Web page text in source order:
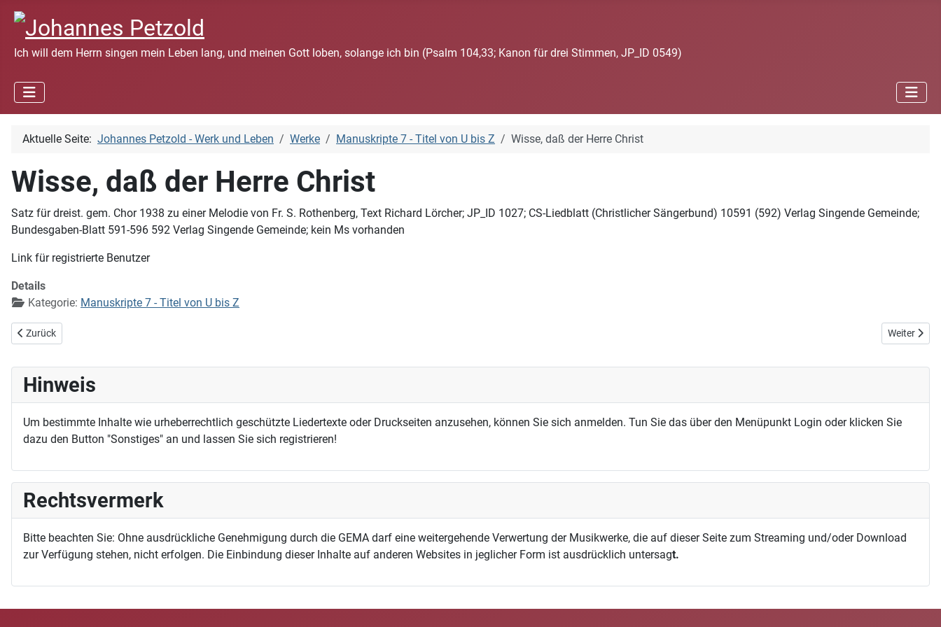
Ich will dem Herrn singen mein Leben lang, und meinen Gott loben, solange ich bin (Psalm 104,33; Kanon für drei Stimmen, JP_ID 0549)
Aktuelle Seite: Johannes Petzold - Werk und Leben Werke Manuskripte 7 - Titel von U bis Z Wisse, daß der Herre Christ
Wisse, daß der Herre Christ
Satz für dreist. gem. Chor 1938 zu einer Melodie von Fr. S. Rothenberg, Text Richard Lörcher; JP_ID 1027; CS-Liedblatt (Christlicher Sängerbund) 10591 (592) Verlag Singende Gemeinde;
Bundesgaben-Blatt 591-596 592 Verlag Singende Gemeinde; kein Ms vorhanden
Link für registrierte Benutzer
Details
Kategorie: Manuskripte 7 - Titel von U bis Z
Vorheriger Beitrag: Wirf Sorgen und Schmerz
Zurück Nächster
Weiter
Hinweis
Um bestimmte Inhalte wie urheberrechtlich geschützte Liedertexte oder Druckseiten anzusehen, können Sie sich anmelden. Tun Sie das über den Menüpunkt Login oder klicken Sie
dazu den Button "Sonstiges" an und lassen Sie sich registrieren!
Rechtsvermerk
Bitte beachten Sie: Ohne ausdrückliche Genehmigung durch die GEMA darf eine weitergehende Verwertung der Musikwerke, die auf dieser Seite zum Streaming und/oder Download
zur Verfügung stehen, nicht erfolgen. Die Einbindung dieser Inhalte auf anderen Websites in jeglicher Form ist ausdrücklich untersagt.